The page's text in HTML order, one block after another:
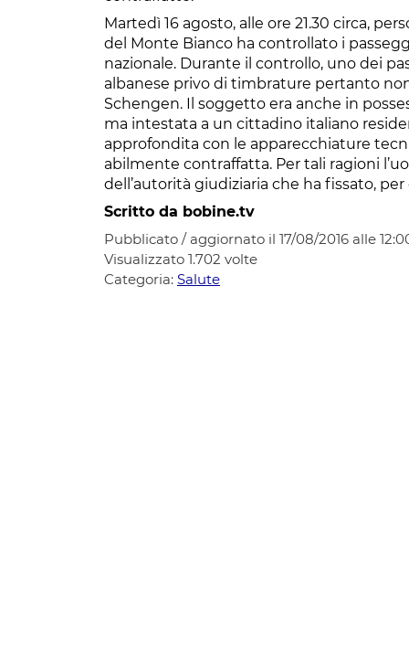
Martedì 16 agosto, alle ore 21.30 circa,
del Monte Bianco ha controllato i
nazionale. Durante il controllo, uno dei
albanese privo di timbrature pertanto
Schengen. Il soggetto era anche in
ma intestata a un cittadino italiano
approfondita con le apparecchiature
abilmente contraffatta. Per tali ragioni
dell’autorità giudiziaria che ha fissato,
Scritto da bobine.tv
Pubblicato / aggiornato il 17/08/2016 alle
Visualizzato 1.702 volte
Categoria: Salute